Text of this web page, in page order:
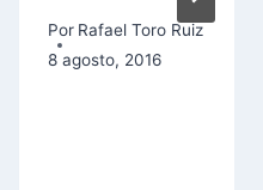
Por Rafael Toro Ruiz
8 agosto, 2016